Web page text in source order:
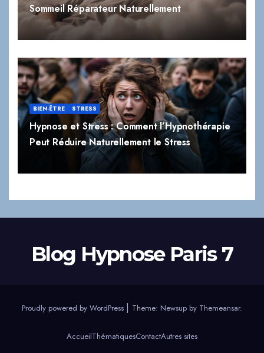
Sommeil Réparateur Naturellement
BIEN-ÊTRE STRESS
Hypnose et Stress : Comment l’Hypnothérapie
Peut Réduire Naturellement le Stress
Blog Hypnose Paris 7
Proudly powered by WordPress | Theme: Newsup by Themeansar.
AccueilThématiquesContactAutres sites